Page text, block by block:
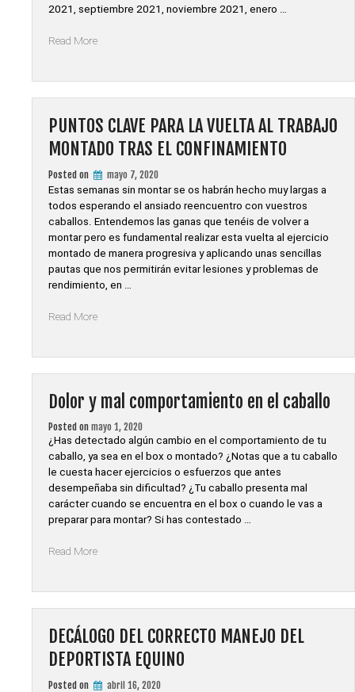
2021, septiembre 2021, noviembre 2021, enero …
Read More«CURSO
Modalidad
online.»
PUNTOS CLAVE PARA LA VUELTA AL TRABAJO
MONTADO TRAS EL CONFINAMIENTO
Posted on
mayo 7, 2020
Estas semanas sin montar se os habrán hecho muy largas a
todos esperando el ansiado reencuentro con vuestros
caballos. Entendemos las ganas que tenéis de volver a
montar pero es fundamental realizar esta vuelta al ejercicio
montado de manera progresiva y aplicando unas sencillas
pautas que nos permitirán evitar lesiones y problemas de
rendimiento, en …
Read More«PUNTOS
AL
TRABAJO
MONTADO
TRAS
EL
CONFINAMIENTO»
Dolor y mal comportamiento en el caballo
Posted on mayo 1, 2020
¿Has detectado algún cambio en el comportamiento de tu
caballo, ya sea en el box o montado? ¿Notas que a tu caballo
le cuesta hacer ejercicios o esfuerzos que antes
desempeñaba sin dificultad? ¿Tu caballo presenta mal
carácter cuando se encuentra en el box o cuando le vas a
preparar para montar? Si has contestado …
Read More«Dolor
el
caballo»
DECÁLOGO DEL CORRECTO MANEJO DEL
DEPORTISTA EQUINO
Posted on
abril 16, 2020